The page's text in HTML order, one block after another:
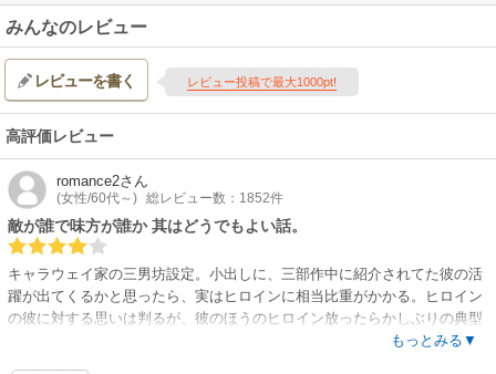
みんなのレビュー
レビューを書く レビュー投稿で最大1000pt!
高評価レビュー
romance2さん
(女性/60代～) 総レビュー数：1852件
敵が誰で味方が誰か 其はどうでもよい話。
キャラウェイ家の三男坊設定。小出しに、三部作中に紹介されてた彼の活
躍が出てくるかと思ったら、実はヒロインに相当比重がかかる。ヒロイン
の彼に対する思いは判るが、彼のほうのヒロイン放ったらかしぶりの典型
と、それが夫婦仲に差す影の強調で、ストーリーは捜査活動の方はないが
もっとみる▼